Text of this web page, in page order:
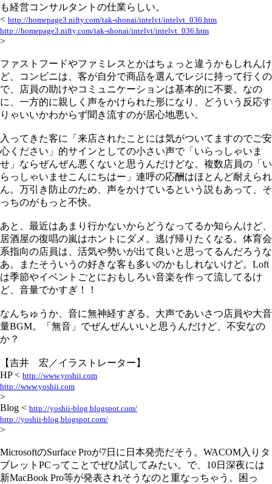
も経営コンサルタントの仕業らしい。
< http://homepage3.nifty.com/tak-shonai/intelvt/intelvt_036.htm
http://homepage3.nifty.com/tak-shonai/intelvt/intelvt_036.htm
>
ファストフードやファミレスとかはちょっと違うかもしれんけ
ど、コンビニは、客が自分で商品を選んでレジに持って行くの
で、店員の助けやコミュニケーションは基本的に不要。なの
に、一方的に親しく声をかけられた形になり、どういう反応す
りゃいいかわからず聞き流すのが居心地悪い。
入ってきた客に「来店されたことには気がついてますのでご安
心ください」的サインとしての小さい声で「いらっしゃいま
せ」ならぜんぜん悪くないと思うんだけどな。複数店員の「い
らっしゃいませこんにちはー」連呼の応酬はほとんど耐えられ
ん。万引き防止のため、声をかけているという説もあって、そ
っちのがもっと不快。
あと、最近はあまり行かないからどうなってるか知らんけど、
居酒屋の復唱の嵐はホントにダメ。逃げ帰りたくなる。体育会
系指向の店員は、活気や勢いが出て良いと思ってるんだろうな
あ。またそういうの好きな客も多いのかもしれないけど。Loft
は季節やイベントごとにおもしろい音楽を作って流してるけ
ど、音量でかすぎ！！
なんちゅうか、音に無神経すぎる。大声であいさつ店員や大音
量BGM。「無音」でぜんぜんいいと思うんだけど、不安なの
か？
【吉井 宏／イラストレーター】
HP < http://www.yoshii.com
http://www.yoshii.com
>
Blog < http://yoshii-blog.blogspot.com/
http://yoshii-blog.blogspot.com/
>
MicrosoftのSurface Proが7日に日本発売だそう。WACOM入りタ
ブレットPCってことでぜひ試してみたい。で、10日深夜には
新MacBook Pro等が発表されそうなのと重なっちゃう。困っ